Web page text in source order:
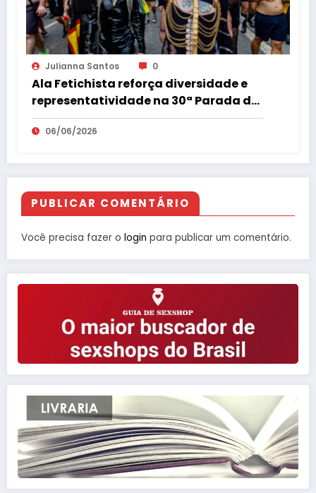
Julianna Santos 0
Ala Fetichista reforça diversidade e
representatividade na 30ª Parada do
Orgulho LGBT+ de São Paulo
06/06/2026
PUBLICAR COMENTÁRIO
Você precisa fazer o login para publicar um comentário.